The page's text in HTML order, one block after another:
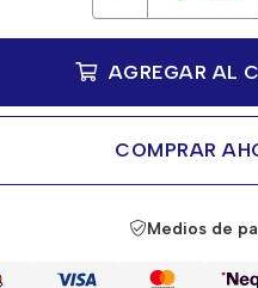
AGREGAR AL
COMPRAR
Medios de